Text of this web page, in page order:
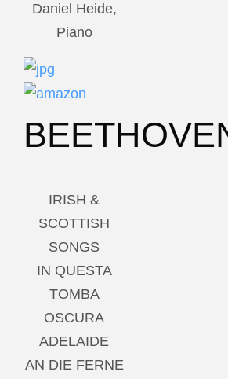
Daniel Heide,
Piano
IRISH &
SCOTTISH
SONGS
IN QUESTA
TOMBA
OSCURA
ADELAIDE
AN DIE FERNE